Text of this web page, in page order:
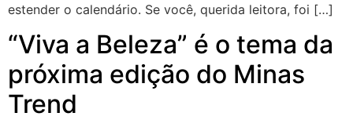
estender o calendário. Se você, querida leitora, foi […]
“Viva a Beleza” é o tema da
próxima edição do Minas
Trend